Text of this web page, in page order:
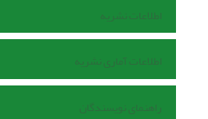
اطلاعات نشریه
اطلاعات آماری نشریه
راهنمای نویسندگان